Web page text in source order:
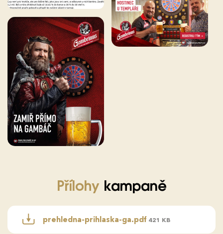
Přílohykampaně
prehledna-prihlaska-ga.pdf 421 KB